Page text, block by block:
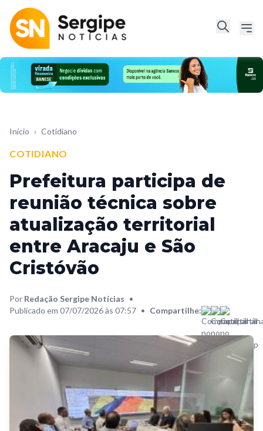
Início › Cotidiano
COTIDIANO
Prefeitura participa de
reunião técnica sobre
atualização territorial
entre Aracaju e São
Cristóvão
Por Redação Sergipe Notícias •
Publicado em 07/07/2026 às 07:57 • Compartilhe: